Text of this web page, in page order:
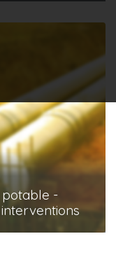
potable -